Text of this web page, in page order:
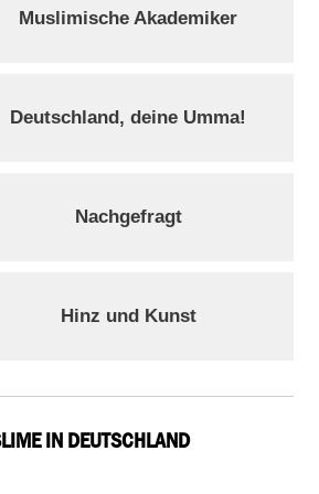
Muslimische Akademiker
Deutschland, deine Umma!
Nachgefragt
Hinz und Kunst
IN DEUTSCHLAND